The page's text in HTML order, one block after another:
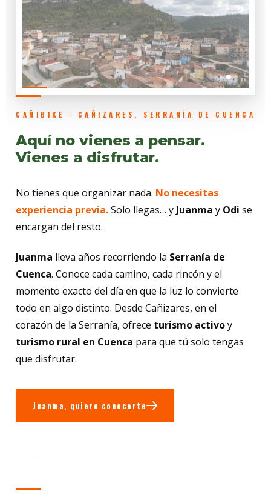
CAÑIBIKE · CAÑIZARES, SERRANÍA DE CUENCA
Aquí no vienes a pensar.
Vienes a disfrutar.
No tienes que organizar nada. No necesitas
experiencia previa.Solo llegas… y Juanma y Odi se
encargan del resto.
Juanma lleva años recorriendo la Serranía de
Cuenca. Conoce cada camino, cada rincón y el
momento exacto del día en que la luz lo convierte
todo en algo distinto. Desde Cañizares, en el
corazón de la Serranía, ofrece turismo activoy
turismo rural en Cuenca para que tú solo tengas
que disfrutar.
Juanma, quiero conocerte